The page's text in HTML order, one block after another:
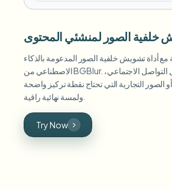
خلفية الصور لمنشئي المحتوى
مع أداة تشويش خلفية الصور المدعومة بالذكاء
الاصطناعي من BGBlur. مثالية لمحتوى وسائل التواصل الاجتماعي،
الصور التجارية التي تحتاج نقطة تركيز واضحة
Try Now